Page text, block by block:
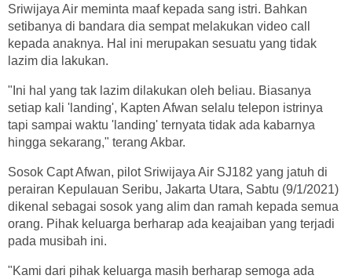
Sriwijaya Air meminta maaf kepada sang istri. Bahkan
setibanya di bandara dia sempat melakukan video call
kepada anaknya. Hal ini merupakan sesuatu yang tidak
lazim dia lakukan.
"Ini hal yang tak lazim dilakukan oleh beliau. Biasanya
setiap kali 'landing', Kapten Afwan selalu telepon istrinya
tapi sampai waktu 'landing' ternyata tidak ada kabarnya
hingga sekarang," terang Akbar.
Sosok Capt Afwan, pilot Sriwijaya Air SJ182 yang jatuh di
perairan Kepulauan Seribu, Jakarta Utara, Sabtu (9/1/2021)
dikenal sebagai sosok yang alim dan ramah kepada semua
orang. Pihak keluarga berharap ada keajaiban yang terjadi
pada musibah ini.
"Kami dari pihak keluarga masih berharap semoga ada